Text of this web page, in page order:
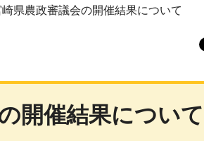
県農政審議会の開催結果について
開催結果について